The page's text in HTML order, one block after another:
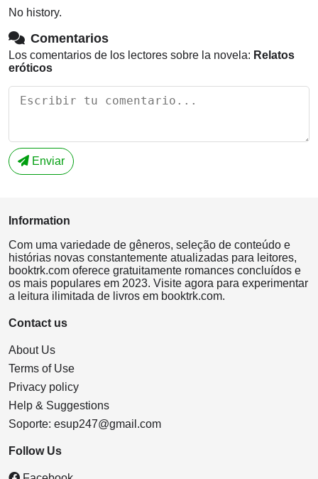
No history.
Comentarios
Los comentarios de los lectores sobre la novela: Relatos
eróticos
Enviar
Information
Com uma variedade de gêneros, seleção de conteúdo e
histórias novas constantemente atualizadas para leitores,
booktrk.com oferece gratuitamente romances concluídos e
os mais populares em 2023. Visite agora para experimentar
a leitura ilimitada de livros em booktrk.com.
Contact us
About Us
Terms of Use
Privacy policy
Help & Suggestions
Soporte: esup247@gmail.com
Follow Us